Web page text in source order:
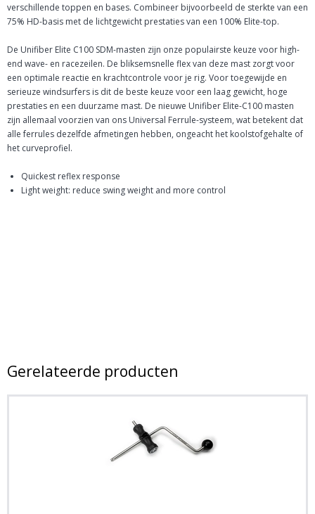
verschillende toppen en bases. Combineer bijvoorbeeld de sterkte van een
75% HD-basis met de lichtgewicht prestaties van een 100% Elite-top.
De Unifiber Elite C100 SDM-masten zijn onze populairste keuze voor high-
end wave- en racezeilen. De bliksemsnelle flex van deze mast zorgt voor
een optimale reactie en krachtcontrole voor je rig. Voor toegewijde en
serieuze windsurfers is dit de beste keuze voor een laag gewicht, hoge
prestaties en een duurzame mast. De nieuwe Unifiber Elite-C100 masten
zijn allemaal voorzien van ons Universal Ferrule-systeem, wat betekent dat
alle ferrules dezelfde afmetingen hebben, ongeacht het koolstofgehalte of
het curveprofiel.
Quickest reflex response
Light weight: reduce swing weight and more control
Gerelateerde producten